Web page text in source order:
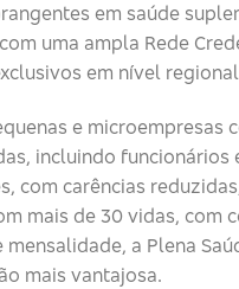
em saúde
uma ampla Rede
em nível
e microempresas
incluindo funcionários
com carências
mais de 30 vidas, com
mensalidade, a Plena
mais vantajosa.